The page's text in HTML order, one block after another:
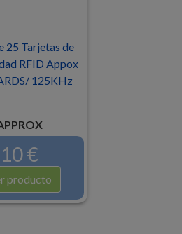
25 Tarjetas de
RFID Appox
125KHz
10 €
producto